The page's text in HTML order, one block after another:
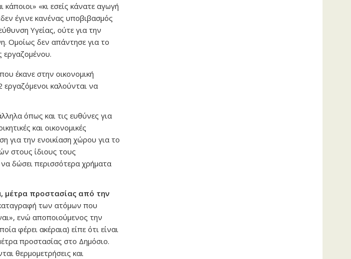
«κι εσείς κάνατε αγωγή
έγινε κανένας υποβιβασμός
Υγείας, ούτε για την
Ομοίως δεν απάντησε για το
εργαζομένου.
έκανε στην οικονομική
καλούνται να
όπως και τις ευθύνες για
και οικονομικές
για την ενοικίαση χώρου για το
στους ίδιους τους
δώσει περισσότερα χρήματα
μέτρα προστασίας από την
των ατόμων που
ενώ αποποιούμενος την
φέρει ακέραια) είπε ότι είναι
προστασίας στο Δημόσιο.
θερμομετρήσεις και